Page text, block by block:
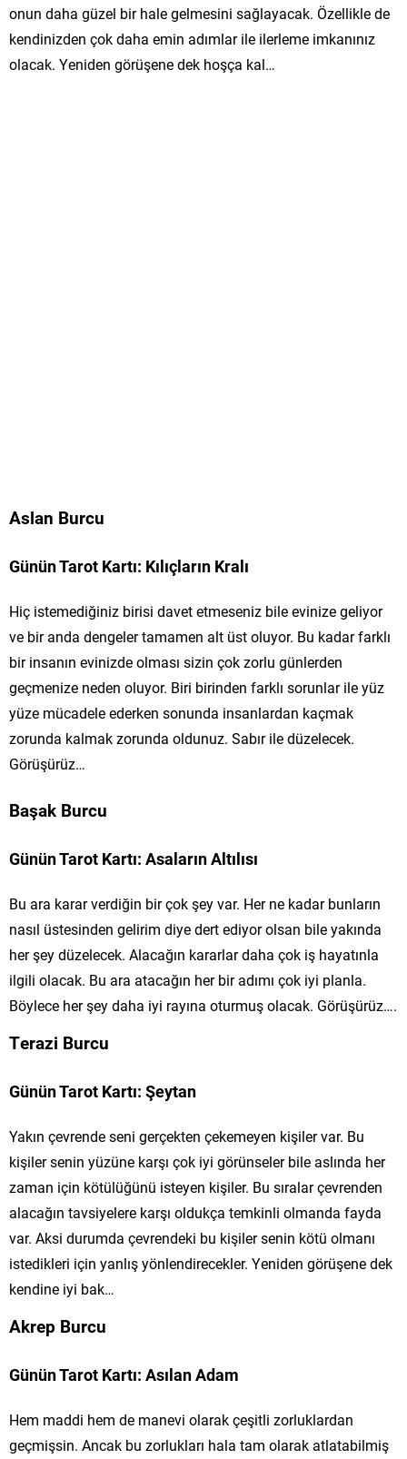
onun daha güzel bir hale gelmesini sağlayacak. Özellikle de
kendinizden çok daha emin adımlar ile ilerleme imkanınız
olacak. Yeniden görüşene dek hoşça kal…
Aslan Burcu
Günün Tarot Kartı: Kılıçların Kralı
Hiç istemediğiniz birisi davet etmeseniz bile evinize geliyor
ve bir anda dengeler tamamen alt üst oluyor. Bu kadar farklı
bir insanın evinizde olması sizin çok zorlu günlerden
geçmenize neden oluyor. Biri birinden farklı sorunlar ile yüz
yüze mücadele ederken sonunda insanlardan kaçmak
zorunda kalmak zorunda oldunuz. Sabır ile düzelecek.
Görüşürüz…
Başak Burcu
Günün Tarot Kartı: Asaların Altılısı
Bu ara karar verdiğin bir çok şey var. Her ne kadar bunların
nasıl üstesinden gelirim diye dert ediyor olsan bile yakında
her şey düzelecek. Alacağın kararlar daha çok iş hayatınla
ilgili olacak. Bu ara atacağın her bir adımı çok iyi planla.
Böylece her şey daha iyi rayına oturmuş olacak. Görüşürüz….
Terazi Burcu
Günün Tarot Kartı: Şeytan
Yakın çevrende seni gerçekten çekemeyen kişiler var. Bu
kişiler senin yüzüne karşı çok iyi görünseler bile aslında her
zaman için kötülüğünü isteyen kişiler. Bu sıralar çevrenden
alacağın tavsiyelere karşı oldukça temkinli olmanda fayda
var. Aksi durumda çevrendeki bu kişiler senin kötü olmanı
istedikleri için yanlış yönlendirecekler. Yeniden görüşene dek
kendine iyi bak…
Akrep Burcu
Günün Tarot Kartı: Asılan Adam
Hem maddi hem de manevi olarak çeşitli zorluklardan
geçmişsin. Ancak bu zorlukları hala tam olarak atlatabilmiş